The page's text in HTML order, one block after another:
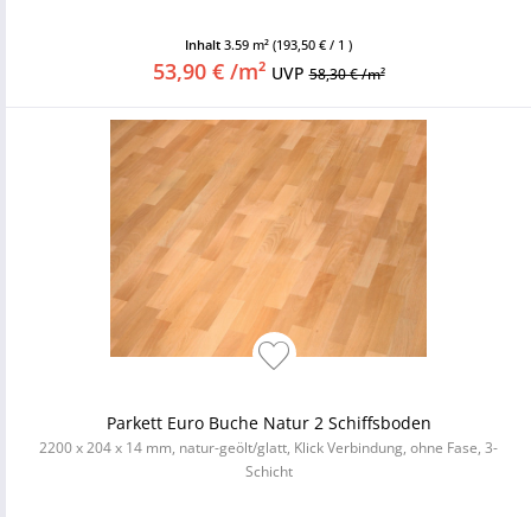
Inhalt 3.59 m² (193,50 € / 1 )
53,90 € /m² UVP58,30 € /m²
Parkett Euro Buche Natur 2 Schiffsboden
2200 x 204 x 14 mm, natur-geölt/glatt, Klick Verbindung, ohne Fase, 3-
Schicht